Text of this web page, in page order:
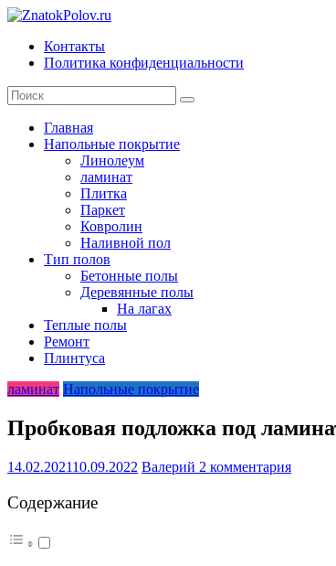
Skip
content
ZnatokPolov.ru
главный
по
Контакты
Политика конфиденциальности
Главная
Напольные покрытие
Линолеум
ламинат
Плитка
Паркет
Ковролин
Наливной пол
Тип полов
Бетонные полы
Деревянные полы
На лагах
Теплые полы
Ремонт
Плинтуса
ламинат Напольные покрытие
Пробковая подложка под
14.02.202110.09.2022 Валерий 2 комментария
Содержание